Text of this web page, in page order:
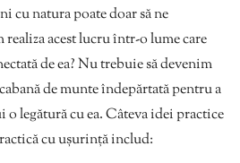
cu natura poate doar să ne
realiza acest lucru într-o lume care
de ea? Nu trebuie să devenim
de munte îndepărtată pentru a
o legătură cu ea. Câteva idei practice
cu ușurință includ: